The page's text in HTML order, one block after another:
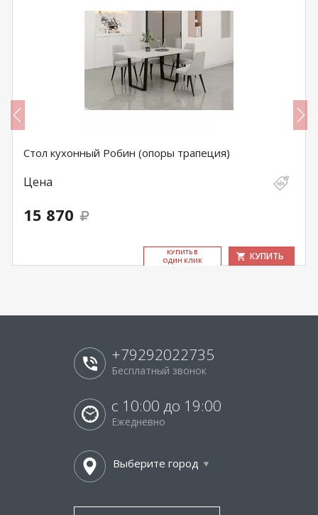
Стол кухонный Робин (опоры трапеция)
Цена
15 870
КУ­ПИТЬ В
ОДИН КЛИК
КУПИТЬ
+79292022735
Бесплатный звонок
с 10:00 до 19:00
Ежедневно
Выберите город